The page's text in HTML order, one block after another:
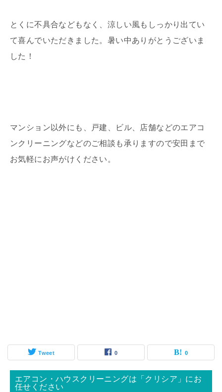
とくに不具合などもなく、涼しい風もしっかり出てい
て喜んでいただきました。暑い中ありがとうございま
した！
マンション以外にも、戸建、ビル、店舗などのエアコ
ンクリーニングなどのご相談も承りますので安田まで
お気軽にお声がけください。
Tweet 0 0
エアコン・ハウスクリーニングは「クリシア」にお
任せください